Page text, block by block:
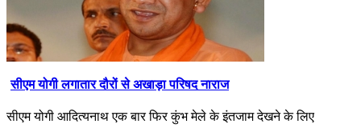
सीएम योगी लगातार दौरों से अखाड़ा परिषद नाराज
सीएम योगी आदित्यनाथ एक बार फिर कुंभ मेले के इंतजाम देखने के लिए